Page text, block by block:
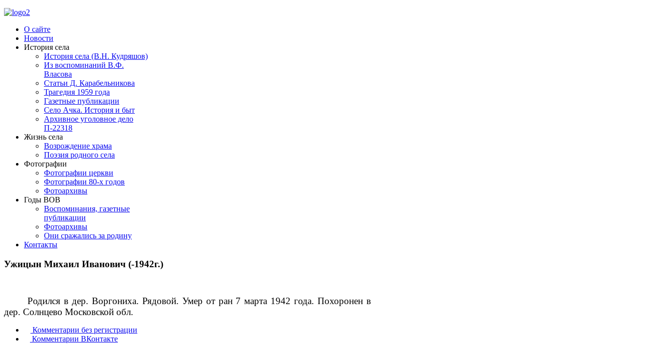
О сайте
Новости
История села
История села (В.Н. Кудряшов)
Из воспоминаний В.Ф.
Власова
Статьи Д. Карабельникова
Трагедия 1959 года
Газетные публикации
Село Ачка. История и быт
Архивное уголовное дело
П-22318
Жизнь села
Возрождение храма
Поэзия родного села
Фотографии
Фотографии церкви
Фотографии 80-х годов
Фотоархивы
Годы ВОВ
Воспоминания, газетные
публикации
Фотоархивы
Они сражались за родину
Контакты
Ужицын Михаил Иванович (-1942г.)
Родился в дер. Воргониха. Рядовой. Умер от ран 7 марта 1942 года. Похоронен в
дер. Солнцево Московской обл.
Комментарии без регистрации
Комментарии ВКонтакте